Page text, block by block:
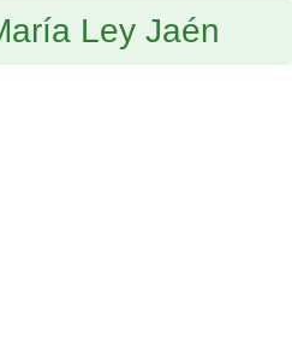
Ley Jaén